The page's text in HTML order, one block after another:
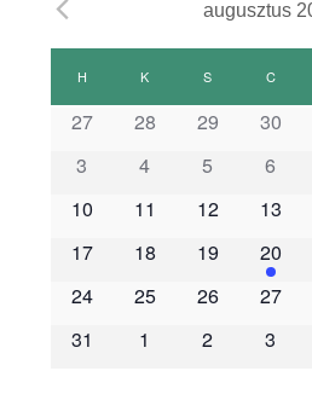
augusztus
E
m
é
n
H K S C
27 28 29 30
3
4 5 6
10
11 12 13
17
18 19 20
24
25 26 27
31
1 2 3